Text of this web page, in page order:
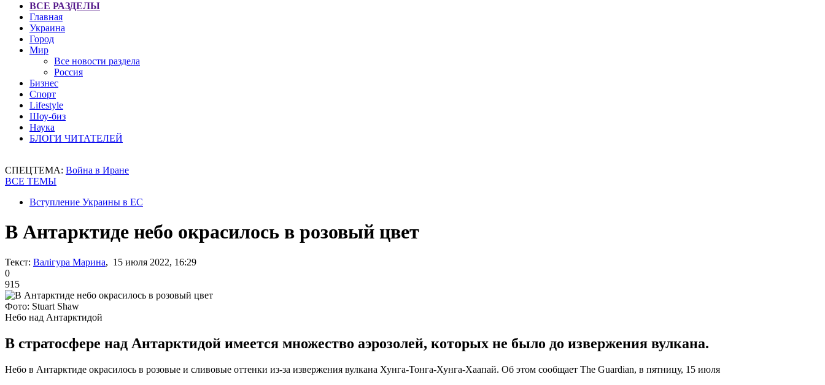
ВСЕ РАЗДЕЛЫ
Главная
Украина
Город
Мир
Все новости раздела
Россия
Бизнес
Спорт
Lifestyle
Шоу-биз
Наука
БЛОГИ ЧИТАТЕЛЕЙ
СПЕЦТЕМА: Война в Иране
ВСЕ ТЕМЫ
Вступление Украины в ЕС
В Антарктиде небо окрасилось в розовый цвет
Текст: Валігура Марина, 15 июля 2022, 16:29
0
915
Фото: Stuart Shaw
Небо над Антарктидой
В стратосфере над Антарктидой имеется множество аэрозолей, которых не было до извержения вулкана.
Небо в Антарктиде окрасилось в розовые и сливовые оттенки из-за извержения вулкана Хунга-Тонга-Хунга-Хаапай. Об этом сообщает The Guardian, в пятницу, 15 июля